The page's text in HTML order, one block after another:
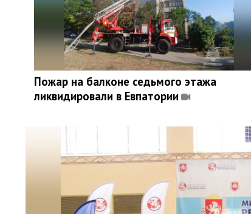
Пожар на балконе седьмого этажа
ликвидировали в Евпатории